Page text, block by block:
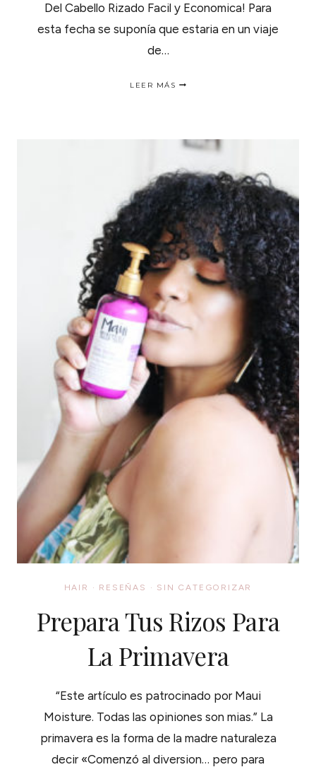
Del Cabello Rizado Facil y Economica! Para
esta fecha se suponía que estaria en un viaje
de…
LEER MÁS
Y
ECONOMICA
HAIR · RESEÑAS · SIN CATEGORIZAR
Prepara Tus Rizos Para
La Primavera
“Este artículo es patrocinado por Maui
Moisture. Todas las opiniones son mias.” La
primavera es la forma de la madre naturaleza
decir «Comenzó al diversion… pero para